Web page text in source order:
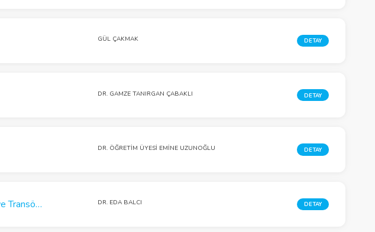
GÜL ÇAKMAK DETAY
DR. GAMZE TANIRGAN ÇABAKLI DETAY
DR. ÖĞRETIM ÜYESI EMINE UZUNOĞLU DETAY
Ventriküler Destek Cihazlarının Yerleştirilmesinde Anestezi ve TransözEfageal ekokardiyografinin’nin Kritik Rolü DR. EDA BALCI DETAY